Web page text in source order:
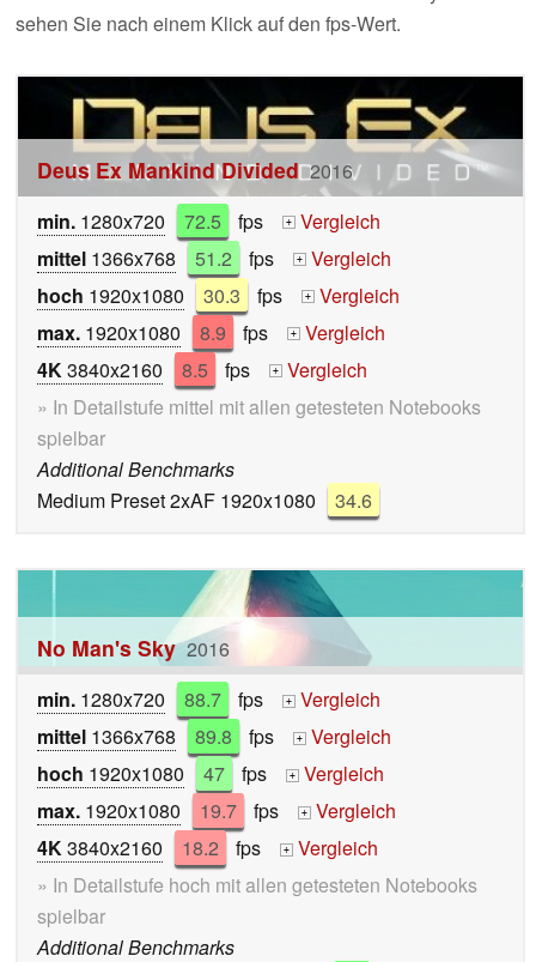
sehen Sie nach einem Klick auf den fps-Wert.
Deus Ex Mankind Divided 2016
min. 1280x720 72.5 fps +
Vergleich
mittel 1366x768 51.2 fps +
Vergleich
hoch 1920x1080 30.3 fps +
Vergleich
max. 1920x1080 8.9 fps +
Vergleich
4K 3840x2160 8.5 fps +
Vergleich
» In Detailstufe mittel mit allen getesteten Notebooks
spielbar
Additional Benchmarks
Medium Preset 2xAF 1920x1080
34.6
No Man's Sky 2016
min. 1280x720 88.7 fps +
Vergleich
mittel 1366x768 89.8 fps +
Vergleich
hoch 1920x1080 47 fps +
Vergleich
max. 1920x1080 19.7 fps +
Vergleich
4K3840x2160 18.2 fps +
Vergleich
» In Detailstufe hoch mit allen getesteten Notebooks
spielbar
Additional Benchmarks